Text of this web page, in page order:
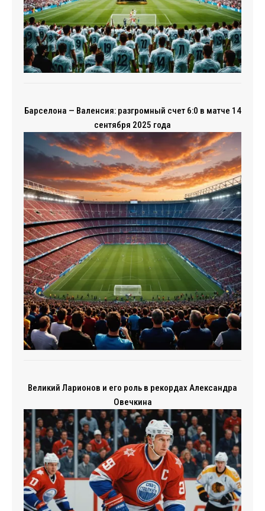
Барселона — Валенсия: разгромный счет 6:0 в матче 14
сентября 2025 года
Великий Ларионов и его роль в рекордах Александра
Овечкина